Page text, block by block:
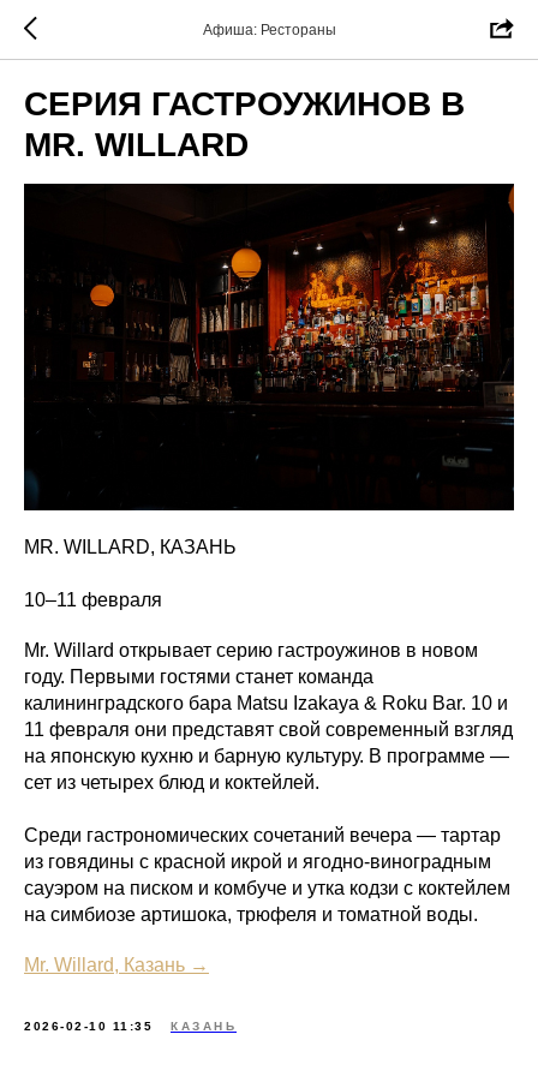
Афиша: Рестораны
СЕРИЯ ГАСТРОУЖИНОВ В
MR. WILLARD
MR. WILLARD, КАЗАНЬ
10–11 февраля
Mr. Willard открывает серию гастроужинов в новом
году. Первыми гостями станет команда
калининградского бара Matsu Izakaya & Roku Bar. 10 и
11 февраля они представят свой современный взгляд
на японскую кухню и барную культуру. В программе —
сет из четырех блюд и коктейлей.
Среди гастрономических сочетаний вечера — тартар
из говядины с красной икрой и ягодно-виноградным
сауэром на писком и комбуче и утка кодзи с коктейлем
на симбиозе артишока, трюфеля и томатной воды.
Mr. Willard, Казань →
2026-02-10 11:35 КАЗАНЬ